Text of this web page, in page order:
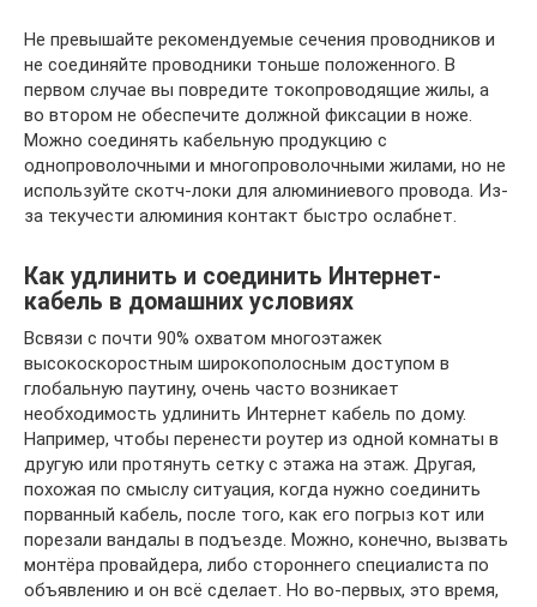
Не превышайте рекомендуемые сечения проводников и
не соединяйте проводники тоньше положенного. В
первом случае вы повредите токопроводящие жилы, а
во втором не обеспечите должной фиксации в ноже.
Можно соединять кабельную продукцию с
однопроволочными и многопроволочными жилами, но не
используйте скотч-локи для алюминиевого провода. Из-
за текучести алюминия контакт быстро ослабнет.
Как удлинить и соединить Интернет-
кабель в домашних условиях
Всвязи с почти 90% охватом многоэтажек
высокоскоростным широкополосным доступом в
глобальную паутину, очень часто возникает
необходимость удлинить Интернет кабель по дому.
Например, чтобы перенести роутер из одной комнаты в
другую или протянуть сетку с этажа на этаж. Другая,
похожая по смыслу ситуация, когда нужно соединить
порванный кабель, после того, как его погрыз кот или
порезали вандалы в подъезде. Можно, конечно, вызвать
монтёра провайдера, либо стороннего специалиста по
объявлению и он всё сделает. Но во-первых, это время,